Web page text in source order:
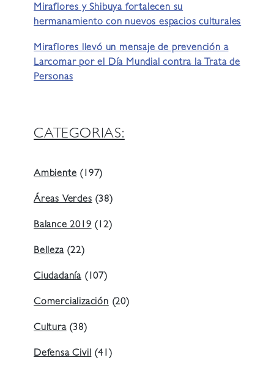
Miraflores y Shibuya fortalecen su
hermanamiento con nuevos espacios culturales
Miraflores llevó un mensaje de prevención a
Larcomar por el Día Mundial contra la Trata de
Personas
CATEGORIAS:
Ambiente(197)
Áreas Verdes(38)
Balance 2019(12)
Belleza(22)
Ciudadanía (107)
Comercialización(20)
Cultura(38)
Defensa Civil(41)